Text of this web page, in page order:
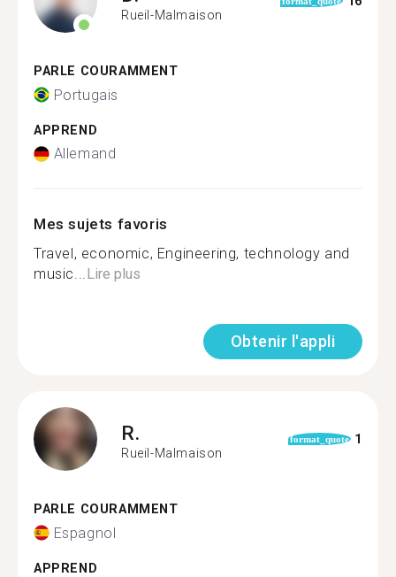
Rueil-Malmaison
PARLE COURAMMENT
Portugais
APPREND
Allemand
Mes sujets favoris
Travel, economic, Engineering, technology and
music...Lire plus
Obtenir l'appli
R.
Rueil-Malmaison
format_quote 1
PARLE COURAMMENT
Espagnol
APPREND